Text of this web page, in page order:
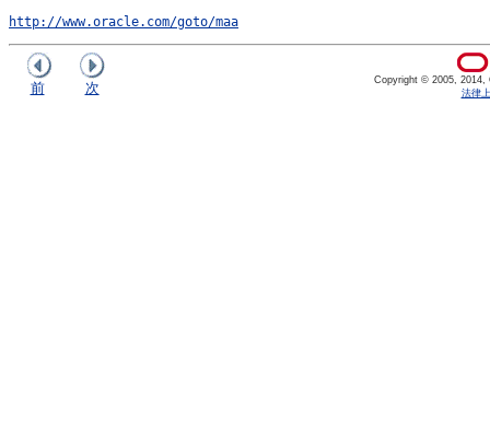
http://www.oracle.com/goto/maa
前 次
Copyright © 2005, 2014,
法律